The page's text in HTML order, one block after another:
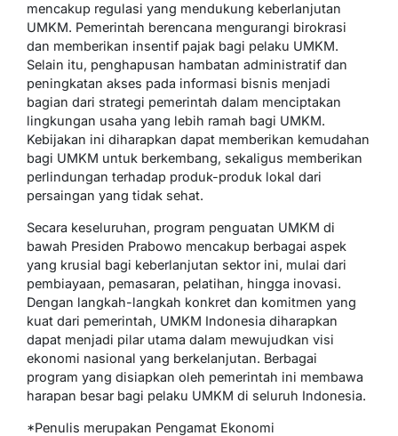
mencakup regulasi yang mendukung keberlanjutan
UMKM. Pemerintah berencana mengurangi birokrasi
dan memberikan insentif pajak bagi pelaku UMKM.
Selain itu, penghapusan hambatan administratif dan
peningkatan akses pada informasi bisnis menjadi
bagian dari strategi pemerintah dalam menciptakan
lingkungan usaha yang lebih ramah bagi UMKM.
Kebijakan ini diharapkan dapat memberikan kemudahan
bagi UMKM untuk berkembang, sekaligus memberikan
perlindungan terhadap produk-produk lokal dari
persaingan yang tidak sehat.
Secara keseluruhan, program penguatan UMKM di
bawah Presiden Prabowo mencakup berbagai aspek
yang krusial bagi keberlanjutan sektor ini, mulai dari
pembiayaan, pemasaran, pelatihan, hingga inovasi.
Dengan langkah-langkah konkret dan komitmen yang
kuat dari pemerintah, UMKM Indonesia diharapkan
dapat menjadi pilar utama dalam mewujudkan visi
ekonomi nasional yang berkelanjutan. Berbagai
program yang disiapkan oleh pemerintah ini membawa
harapan besar bagi pelaku UMKM di seluruh Indonesia.
*Penulis merupakan Pengamat Ekonomi